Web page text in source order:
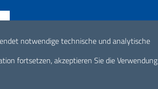
notwendige technische und analytische
fortsetzen, akzeptieren Sie die Verwendung
di accessibilità